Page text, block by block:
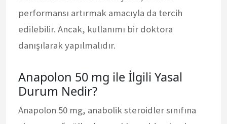
performansı artırmak amacıyla da tercih
edilebilir. Ancak, kullanımı bir doktora
danışılarak yapılmalıdır.
Anapolon 50 mg ile İlgili Yasal
Durum Nedir?
Anapolon 50 mg, anabolik steroidler sınıfına